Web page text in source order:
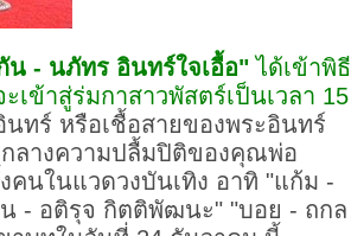
น - นภัทร อินทร์ใจเอื้อ" ได้เข้าพิธี
าสู่ร่มกาสาวพัสตร์เป็นเวลา 15
ทร์ หรือเชื้อสายของพระอินทร์
ลางความปลื้มปิติของคุณพ่อ
นในแวดวงบันเทิง อาทิ "แก้ม -
- อติรุจ กิตติพัฒนะ" "บอย - ถกล